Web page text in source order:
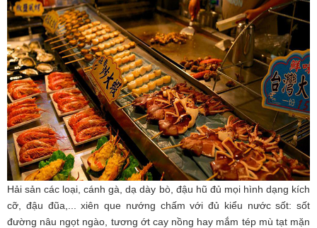
Hải sản các loại, cánh gà, dạ dày bò, đậu hũ đủ mọi hình dạng kích
cỡ, đậu đũa,... xiên que nướng chấm với đủ kiểu nước sốt: sốt
đường nâu ngọt ngào, tương ớt cay nồng hay mắm tép mù tạt mặn